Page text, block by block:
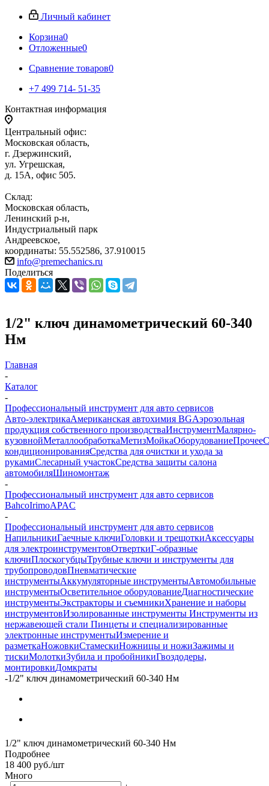
Личный кабинет
Корзина0
Отложенные0
Сравнение товаров0
+7 499 714- 51-35
Контактная информация
Центральный офис:
Московская область,
г. Дзержинский,
ул. Угрешская,
д. 15А, офис 505.
Склад:
Московская область,
Ленинский р-н,
Индустриальный парк
Андреевское,
координаты: 55.552586, 37.910015
info@premechanics.ru
Поделиться
1/2" ключ динамометрический 60-340
Нм
Главная
-
Каталог
-
Профессиональный инструмент для авто сервисов
Авто-электрикаАмериканская автохимия BGАэрозольная
продукция собственного производстваИнструментМалярно-
кузовнойМеталлообработкаМетизМойкаОборудованиеПрочее
кондиционированияСредства для очистки и ухода за
рукамиСлесарный участокСредства защиты салона
автомобиляШиномонтаж
-
Профессиональный инструмент для авто сервисов
BahcoIrimoAPAC
-
Профессиональный инструмент для авто сервисов
НапильникиГаечные ключиГоловки и трещоткиАксессуары
для электроинструментовОтверткиГ-образные
ключиПлоскогубцыТрубные ключи и инструменты для
трубопроводовПневматические
инструментыАккумуляторные инструментыАвтомобильные
инструментыОсветительное оборудованиеДиагностические
инструментыЭкстракторы и съемникиХранение и наборы
инструментовИзолированные инструменты Инструменты из
нержавеющей стали Пинцеты и специализированные
электронные инструментыИзмерение и
разметкаНожовкиСтамескиНожницы и ножиЗажимы и
тискиМолоткиЗубила и пробойникиГвоздодеры,
монтировкиДомкраты
-1/2" ключ динамометрический 60-340 Нм
1/2" ключ динамометрический 60-340 Нм
Подробнее
18 400 руб./шт
Много